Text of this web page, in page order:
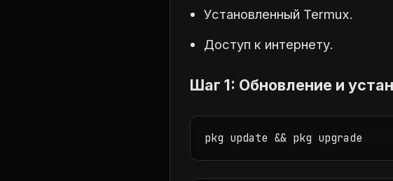
Установленный Termux.
Доступ к интернету.
Шаг 1: Обновление и
pkg update && pkg upgrade